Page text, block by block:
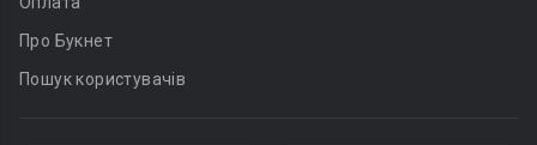
Про Букнет
Пошук користувачів